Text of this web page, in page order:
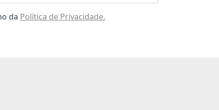
da Política de Privacidade.